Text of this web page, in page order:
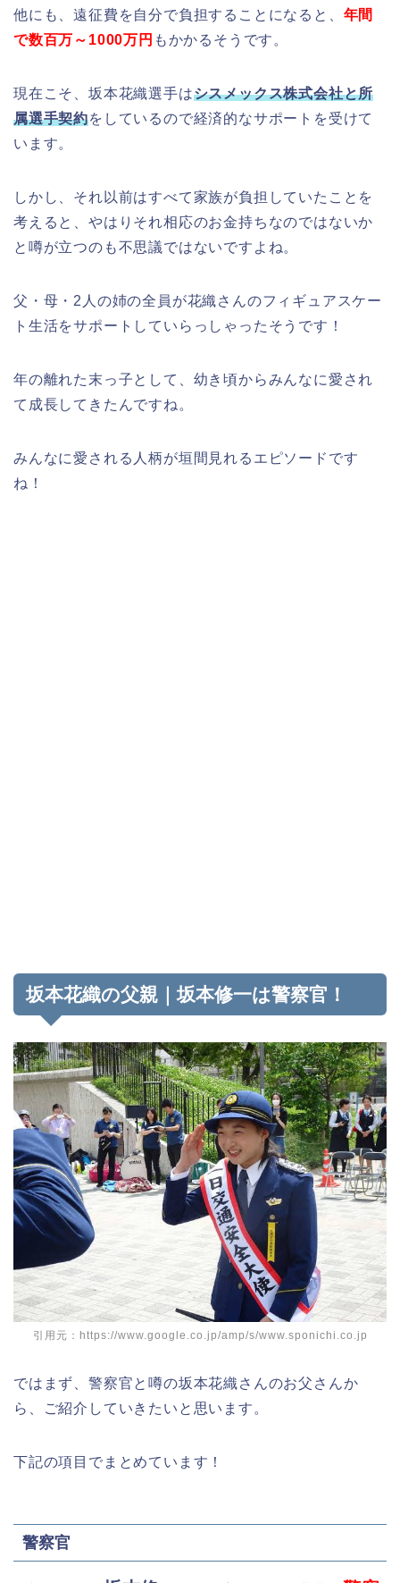
他にも、遠征費を自分で負担することになると、 年間
で数百万～1000万円 もかかるそうです。
現在こそ、坂本花織選手はシスメックス株式会社と所
属選手契約をしているので経済的なサポートを受けて
います。
しかし、それ以前はすべて家族が負担していたことを
考えると、やはりそれ相応のお金持ちなのではないか
と噂が立つのも不思議ではないですよね。
父・母・2人の姉の全員が花織さんのフィギュアスケー
ト生活をサポートしていらっしゃったそうです！
年の離れた末っ子として、幼き頃からみんなに愛され
て成長してきたんですね。
みんなに愛される人柄が垣間見れるエピソードです
ね！
坂本花織の父親｜坂本修一は警察官！
引用元：https://www.google.co.jp/amp/s/www.sponichi.co.jp
ではまず、警察官と噂の坂本花織さんのお父さんか
ら、ご紹介していきたいと思います。
下記の項目でまとめています！
警察官